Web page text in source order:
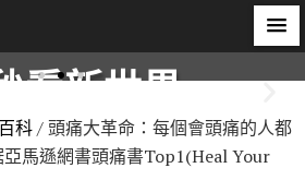
看新世界
柿子文化
科/ 頭痛大革命：每個會頭痛的人都
馬遜網書頭痛書Top1(Heal Your